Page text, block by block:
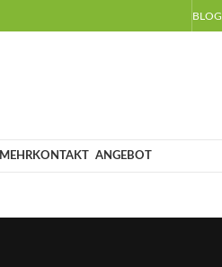
BLOG
MEHRKONTAKT ANGEBOT